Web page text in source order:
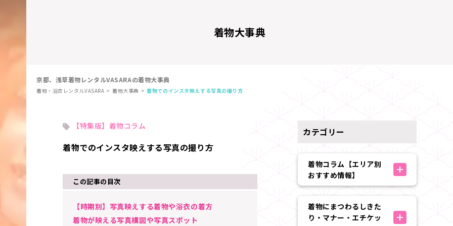
着物大事典
京都、浅草着物レンタルVASARAの着物大事典
着物・浴衣レンタルVASARA 着物大事典 着物でのインスタ映えする写真の撮り方
【特集版】着物コラム
着物でのインスタ映えする写真の撮り方
この記事の目次
【時期別】写真映えする着物や浴衣の着方
着物が映える写真構図や写真スポット
カテゴリー
着物コラム【エリア別
おすすめ情報】
着物にまつわるしきた
り・マナー・エチケッ